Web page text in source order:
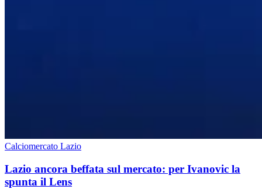
Calciomercato Lazio
Lazio ancora beffata sul mercato: per Ivanovic la
spunta il Lens